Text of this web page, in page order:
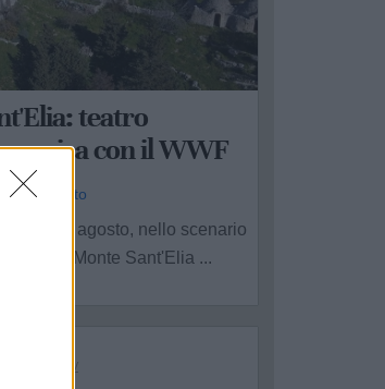
teatro
con il WWF
4 agosto
giovedì 6 agosto, nello scenario
WWF Monte Sant'Elia ...